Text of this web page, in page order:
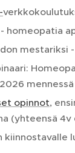
homeopatia
mestariksi
mennessä
opinnot,
(yhteensä